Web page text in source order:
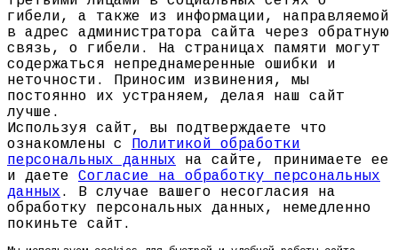
гибели, а также из информации, направляемой
в адрес администратора сайта через обратную
связь, о гибели. На страницах памяти могут
содержаться непреднамеренные ошибки и
неточности. Приносим извинения, мы
постоянно их устраняем, делая наш сайт
лучше.
Используя сайт, вы подтверждаете что
ознакомлены с Политикой обработки
персональных данных на сайте, принимаете ее
и даете Согласие на обработку персональных
данных . В случае вашего несогласия на
обработку персональных данных, немедленно
покиньте сайт.